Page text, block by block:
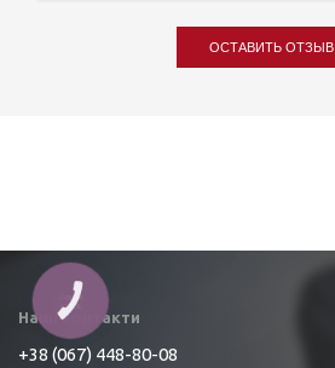
ОСТАВИТЬ ОТЗЫВ
Наші контакти
+38 (067) 448-80-08
КНОПКА
ЗВ'ЯЗКУ